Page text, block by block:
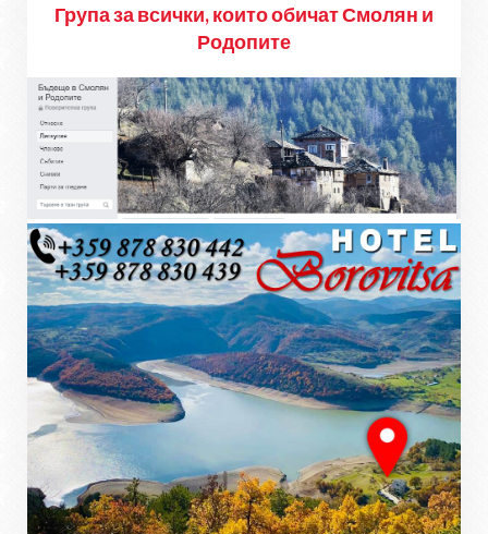
Група за всички, които обичат Смолян и
Родопите